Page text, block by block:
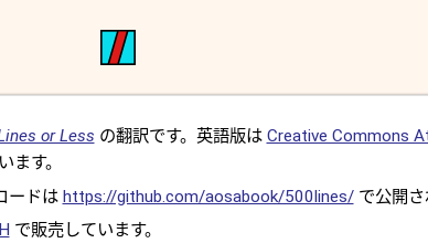
or Less の翻訳です。英語版は Creative Commons
ます。
ードは https://github.com/aosabook/500lines/で公開さ
で販売しています。